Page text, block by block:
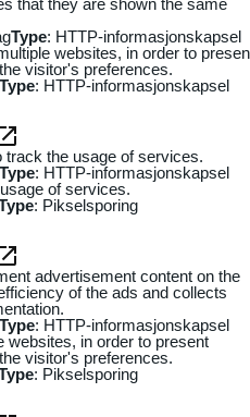
Type: HTTP-informasjonskapsel
websites, in order to
visitor's preferences.
Type: HTTP-informasjonskapsel
track the usage of services.
Type: HTTP-informasjonskapsel
of services.
: Pikselsporing
advertisement content on the
of the ads and collects
Type: HTTP-informasjonskapsel
websites, in order to present
visitor's preferences.
: Pikselsporing